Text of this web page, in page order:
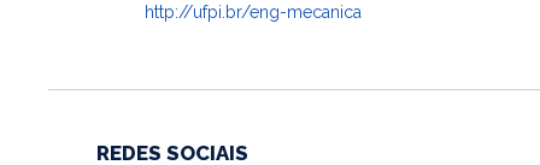
http://ufpi.br/eng-mecanica
REDES SOCIAIS